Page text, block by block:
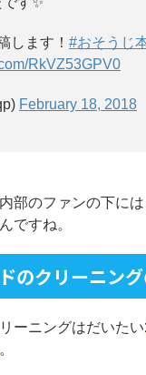
します！ #おそうじ
RkVZ53GPV0
February 18, 2018
部のファンの下に
ですね。
のクリーニン
ーニングはだいたい
。